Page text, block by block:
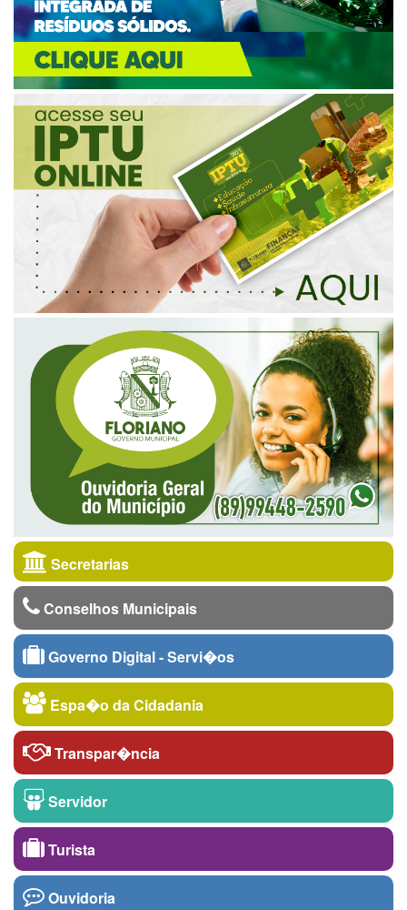
Secretarias
Conselhos Municipais
Governo Digital - Servi�os
Espa�o da Cidadania
Transpar�ncia
Servidor
Turista
Ouvidoria